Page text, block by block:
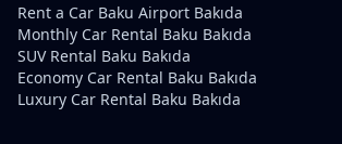
Rent a Car Baku Airport Bakıda
Monthly Car Rental Baku Bakıda
SUV Rental Baku Bakıda
Economy Car Rental Baku Bakıda
Luxury Car Rental Baku Bakıda